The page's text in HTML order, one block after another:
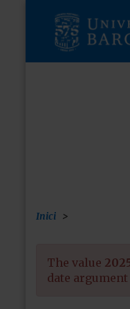
contingut
Inici
d'error
The value
date